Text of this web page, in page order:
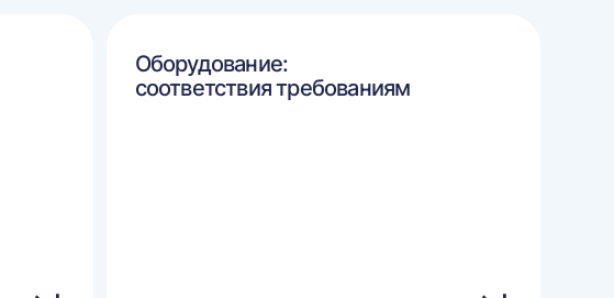
Оборудование:
соответствия требованиям